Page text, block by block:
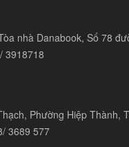
nhà Danabook, Số 78
3918718
Phường Hiệp Thành,
3689 577